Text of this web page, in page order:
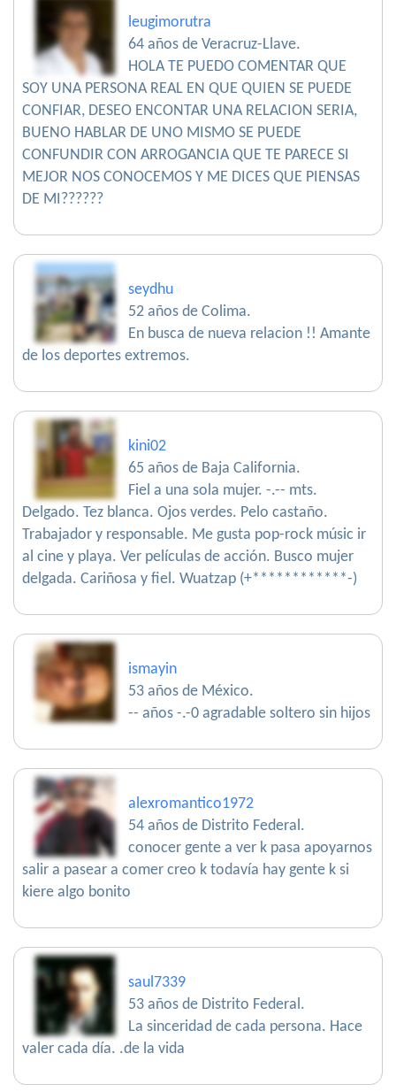
leugimorutra
64 años de Veracruz-Llave.
HOLA TE PUEDO COMENTAR QUE
SOY UNA PERSONA REAL EN QUE QUIEN SE PUEDE
CONFIAR, DESEO ENCONTAR UNA RELACION SERIA,
BUENO HABLAR DE UNO MISMO SE PUEDE
CONFUNDIR CON ARROGANCIA QUE TE PARECE SI
MEJOR NOS CONOCEMOS Y ME DICES QUE PIENSAS
DE MI??????
seydhu
52 años de Colima.
En busca de nueva relacion !! Amante
de los deportes extremos.
kini02
65 años de Baja California.
Fiel a una sola mujer. -.-- mts.
Delgado. Tez blanca. Ojos verdes. Pelo castaño.
Trabajador y responsable. Me gusta pop-rock músic ir
al cine y playa. Ver películas de acción. Busco mujer
delgada. Cariñosa y fiel. Wuatzap (+************-)
ismayin
53 años de México.
-- años -.-0 agradable soltero sin hijos
alexromantico1972
54 años de Distrito Federal.
conocer gente a ver k pasa apoyarnos
salir a pasear a comer creo k todavía hay gente k si
kiere algo bonito
saul7339
53 años de Distrito Federal.
La sinceridad de cada persona. Hace
valer cada día. .de la vida